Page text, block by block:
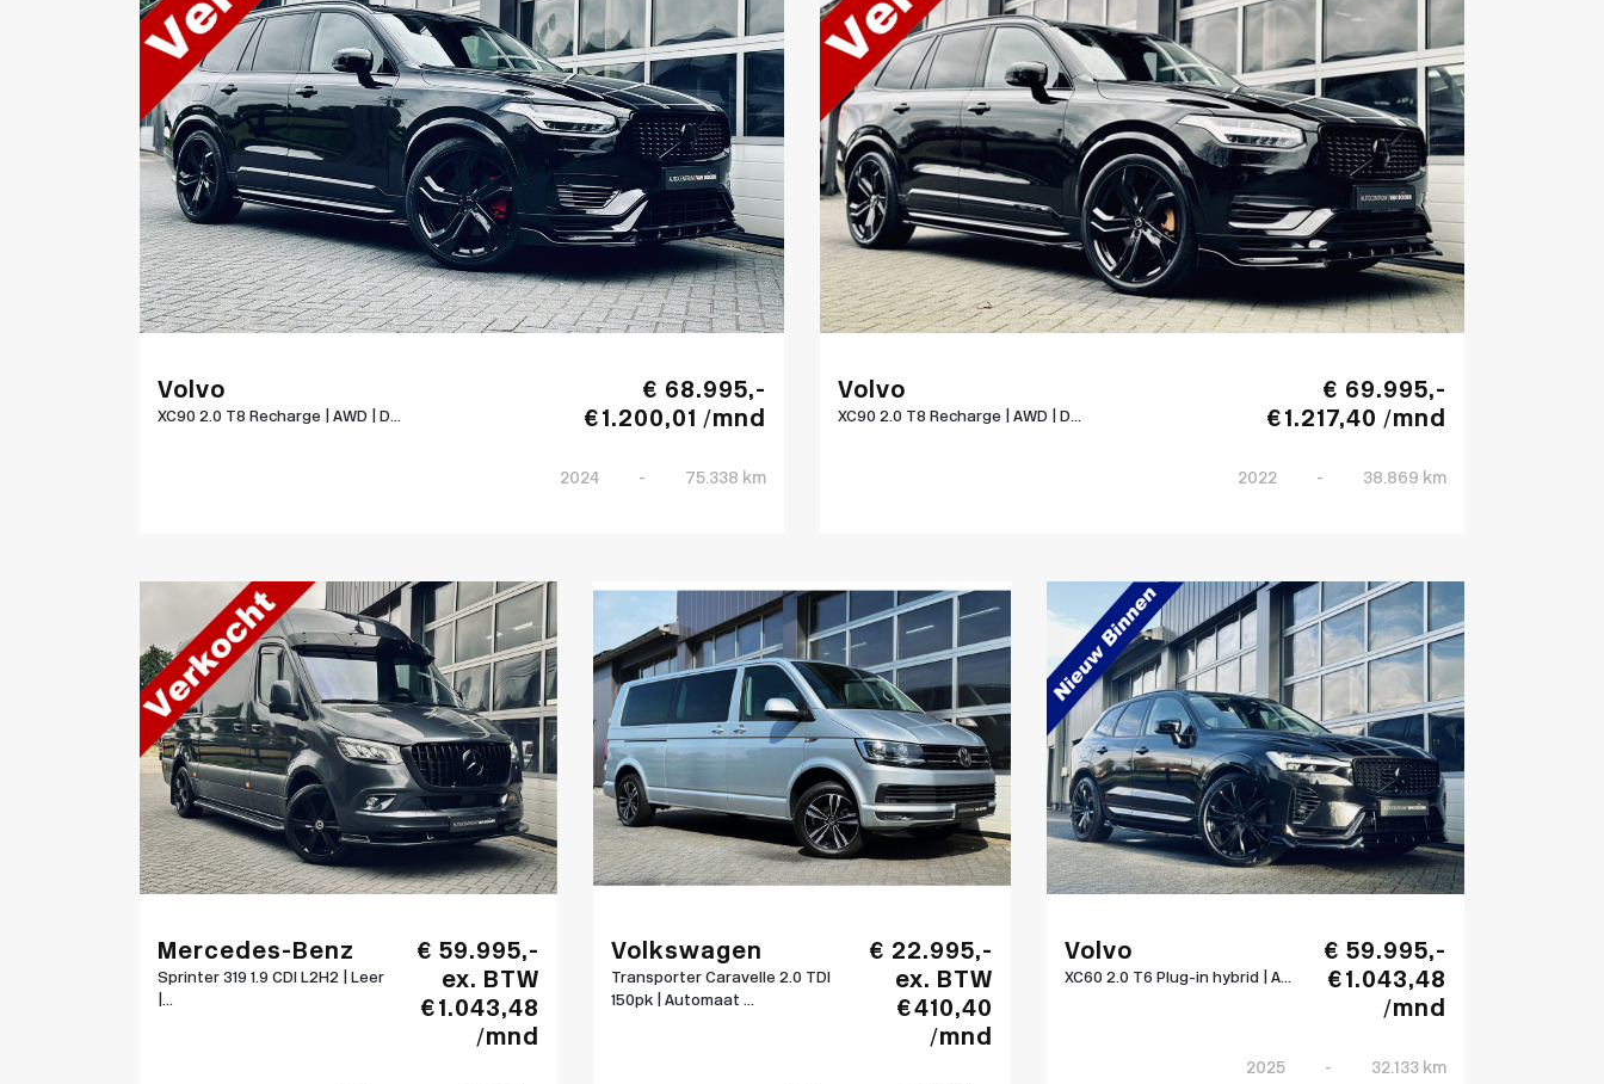
Volvo
XC90 2.0 T8 Recharge | AWD | D...
€ 68.995,-
€ 1.200,01 /mnd
2024 - 75.338 km
Volvo
XC90 2.0 T8 Recharge | AWD | D...
€ 69.995,-
€ 1.217,40 /mnd
2022 - 38.869 km
Mercedes-Benz
Sprinter 319 1.9 CDI L2H2 | Leer
|...
€ 59.995,-
ex. BTW
€ 1.043,48
/mnd
Volkswagen
Transporter Caravelle 2.0 TDI
150pk | Automaat ...
€ 22.995,-
ex. BTW
€ 410,40
/mnd
Volvo
XC60 2.0 T6 Plug-in hybrid | A...
€ 59.995,-
€ 1.043,48
/mnd
2025 - 32.133 km